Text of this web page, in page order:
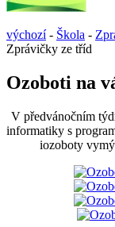
výchozí- Škola -
Zprávičky ze tříd
Ozoboti na
V předvánočním
informatiky s
iozoboty